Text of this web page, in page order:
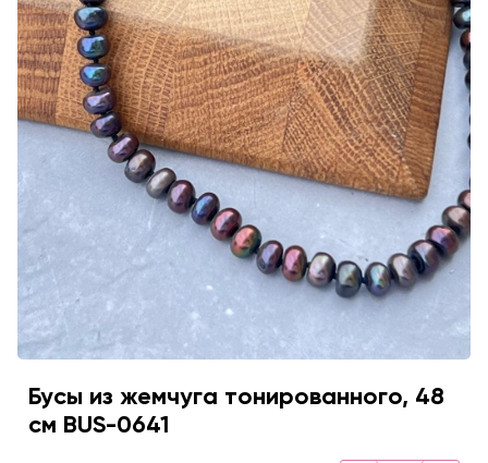
Бусы из жемчуга тонированного, 48
см BUS-0641